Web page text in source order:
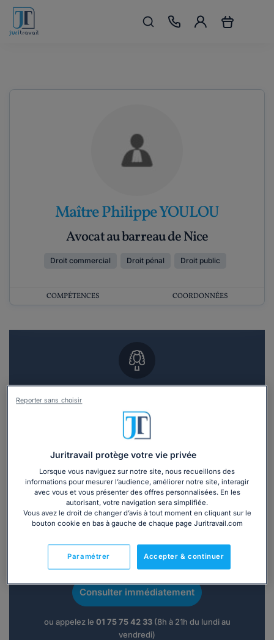
Maître Philippe YOULOU
Avocat au barreau de Nice
Droit commercial Droit pénal Droit public
COMPÉTENCES COORDONNÉES
Vous souhaitez un RDV en cabinet avec un
avocat ?
Recevoir des devis d'avocats
Vous souhaitez une consultation par
téléphone ?
Consulter immédiatement
ou appelez le 01 75 75 42 33(8h à 21h du lundi au
vendredi)
Juritravail protège votre vie privée
Lorsque vous naviguez sur notre site, nous recueillons des
informations pour mesurer l’audience, améliorer notre site, interagir
avec vous et vous présenter des offres personnalisées. En les
autorisant, votre navigation sera simplifiée.
Vous avez le droit de changer d’avis à tout moment en cliquant sur le
bouton cookie en bas à gauche de chaque page Juritravail.com
Accepter & continuer
Paramétrer
Reporter sans choisir